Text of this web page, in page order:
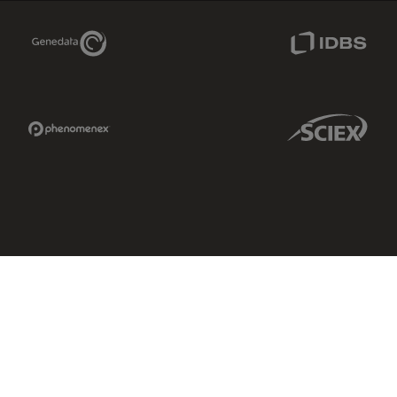
Genedata Link
Sciex Link